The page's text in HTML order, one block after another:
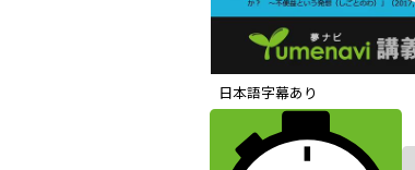
日本語字幕あり
動画視聴前に
夢ナビ講義を
読んでみよう